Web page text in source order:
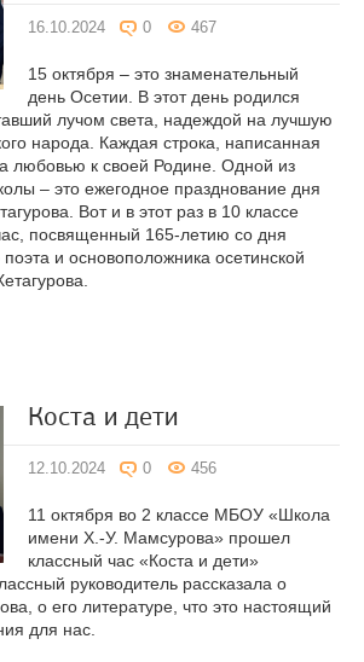
16.10.2024 0 467
15 октября – это знаменательный
день Осетии. В этот день родился
лучом света, надеждой на лучшую
народа. Каждая строка, написанная
любовью к своей Родине. Одной из
– это ежегодное празднование дня
Вот и в этот раз в 10 классе
посвященный 165-летию со дня
и основоположника осетинской
Коста и дети
12.10.2024 0 456
11 октября во 2 классе МБОУ «Школа
имени Х.-У. Мамсурова» прошел
классный час «Коста и дети»
руководитель рассказала о
о его литературе, что это настоящий
для нас.